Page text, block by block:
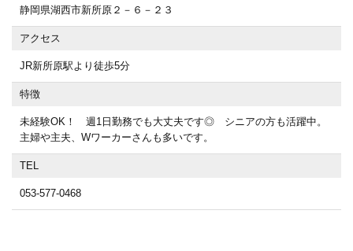
静岡県湖西市新所原２－６－２３
アクセス
JR新所原駅より徒歩5分
特徴
未経験OK！ 週1日勤務でも大丈夫です◎ シニアの方も活躍中。
主婦や主夫、Wワーカーさんも多いです。
TEL
053-577-0468